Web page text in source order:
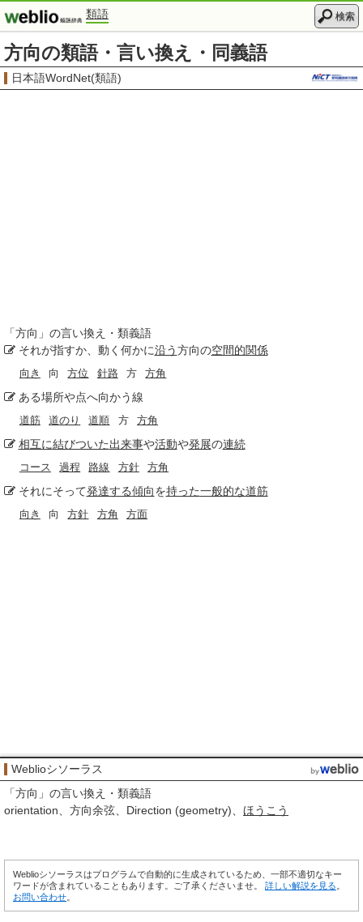
類語 検索
方向の類語・言い換え・同義語
日本語WordNet(類語)
「方向 」の言い換え・類義語
それが指すか、動く何かに沿う方向の空間的関係
向き 向 方位 針路 方 方角
ある場所や点へ向かう線
道筋 道のり 道順 方 方角
相互に結びついた出来事や活動や発展の連続
コース 過程 路線 方針 方角
それにそって発達する傾向を持った一般的な道筋
向き 向 方針 方角 方面
Weblioシソーラス
「方向 」の言い換え・類義語
orientation
方向余弦 Direction (geometry) ほうこう
Weblioシソーラスはプログラムで自動的に生成されているため、一部不適切なキー
ワードが含まれていることもあります。ご了承くださいませ。 詳しい解説を見る
お問い合わせ